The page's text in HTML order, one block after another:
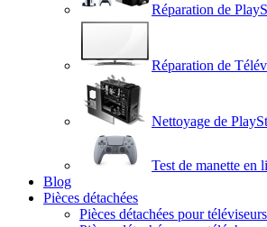
Réparation de
Réparation de
Nettoyage de
Test de manette en
Blog
Pièces détachées
Pièces détachées pour téléviseurs